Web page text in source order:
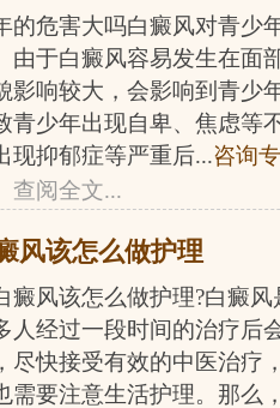
危害大吗白癜风对青少
由于白癜风容易发生在面
影响较大，会影响到青少
青少年出现自卑、焦虑等
现抑郁症等严重后...咨询
查阅全文...
风该怎么做护理
风该怎么做护理?白癜风
人经过一段时间的治疗后
尽快接受有效的中医治疗
需要注意生活护理。那么